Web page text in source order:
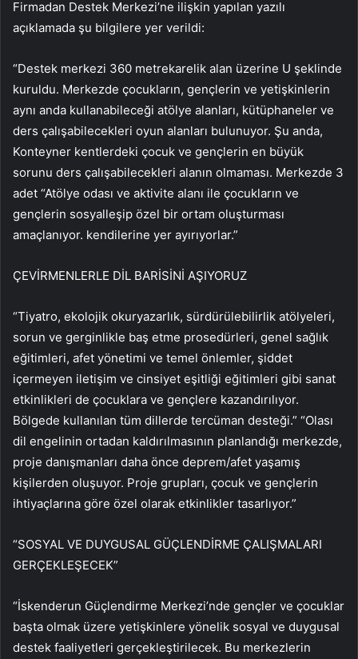
Firmadan Destek Merkezi’ne ilişkin yapılan yazılı
açıklamada şu bilgilere yer verildi:
“Destek merkezi 360 metrekarelik alan üzerine U şeklinde
kuruldu. Merkezde çocukların, gençlerin ve yetişkinlerin
aynı anda kullanabileceği atölye alanları, kütüphaneler ve
ders çalışabilecekleri oyun alanları bulunuyor. Şu anda,
Konteyner kentlerdeki çocuk ve gençlerin en büyük
sorunu ders çalışabilecekleri alanın olmaması. Merkezde 3
adet “Atölye odası ve aktivite alanı ile çocukların ve
gençlerin sosyalleşip özel bir ortam oluşturması
amaçlanıyor. kendilerine yer ayırıyorlar.”
ÇEVİRMENLERLE DİL BARİSİNİ AŞIYORUZ
“Tiyatro, ekolojik okuryazarlık, sürdürülebilirlik atölyeleri,
sorun ve gerginlikle baş etme prosedürleri, genel sağlık
eğitimleri, afet yönetimi ve temel önlemler, şiddet
içermeyen iletişim ve cinsiyet eşitliği eğitimleri gibi sanat
etkinlikleri de çocuklara ve gençlere kazandırılıyor.
Bölgede kullanılan tüm dillerde tercüman desteği.” “Olası
dil engelinin ortadan kaldırılmasının planlandığı merkezde,
proje danışmanları daha önce deprem/afet yaşamış
kişilerden oluşuyor. Proje grupları, çocuk ve gençlerin
ihtiyaçlarına göre özel olarak etkinlikler tasarlıyor.”
“SOSYAL VE DUYGUSAL GÜÇLENDİRME ÇALIŞMALARI
GERÇEKLEŞECEK”
“İskenderun Güçlendirme Merkezi’nde gençler ve çocuklar
başta olmak üzere yetişkinlere yönelik sosyal ve duygusal
destek faaliyetleri gerçekleştirilecek. Bu merkezlerin